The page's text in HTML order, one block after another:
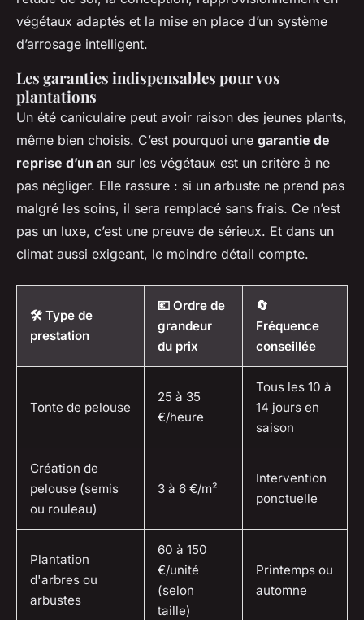
végétaux adaptés et la mise en place d’un système
d’arrosage intelligent.
Les garanties indispensables pour vos
plantations
Un été caniculaire peut avoir raison des jeunes plants,
même bien choisis. C’est pourquoi une garantie de
reprise d’un an sur les végétaux est un critère à ne
pas négliger. Elle rassure : si un arbuste ne prend pas
malgré les soins, il sera remplacé sans frais. Ce n’est
pas un luxe, c’est une preuve de sérieux. Et dans un
climat aussi exigeant, le moindre détail compte.
🛠️ Type de
prestation
💶 Ordre de
grandeur
du prix
🔄
Fréquence
conseillée
Tonte de pelouse
25 à 35
€/heure
Tous les 10 à
14 jours en
saison
Création de
pelouse (semis
ou rouleau)
3 à 6 €/m²
Intervention
ponctuelle
Plantation
d'arbres ou
arbustes
60 à 150
€/unité
(selon
taille)
Printemps ou
automne